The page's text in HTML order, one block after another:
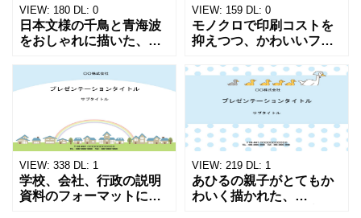
VIEW: 180 DL: 0
日本文様の千鳥と青海波
をおしゃれに描いた、縁
のテンプレートです。ビ
ジネス用資料の作成にい
かがでしょうか？ 会社
案内、説明書、パンフレ
ット、
VIEW: 159 DL: 0
モノクロで印刷コストを
抑えつつ、かわいいフレ
方におすすめのパワーポ
イントのテンプレートに
なります。 モノクロで街
をデザインした、シック
でか
VIEW: 338 DL: 1
学校、会社、行政の説明
資料のフォーマットにお
VIEW: 219 DL: 1
あひるの親子がとてもか
わいく描かれた、